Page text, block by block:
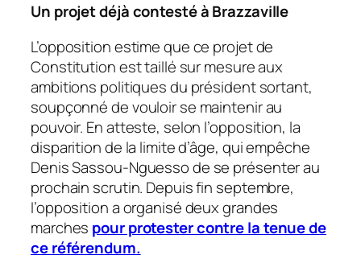
Un projet déjà contesté à Brazzaville
L’opposition estime que ce projet de
Constitution est taillé sur mesure aux
ambitions politiques du président sortant,
soupçonné de vouloir se maintenir au
pouvoir. En atteste, selon l’opposition, la
disparition de la limite d’âge, qui empêche
Denis Sassou-Nguesso de se présenter au
prochain scrutin. Depuis fin septembre,
l’opposition a organisé deux grandes
marches pour protester contre la tenue de
ce référendum.